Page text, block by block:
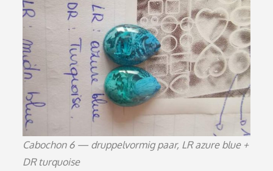
Cabochon 6 — druppelvormig paar, LR azure blue +
DR turquoise